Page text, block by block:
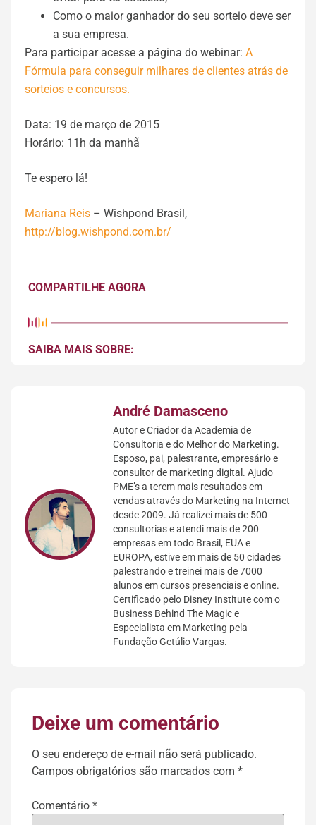
Como o maior ganhador do seu sorteio deve ser
a sua empresa.
Para participar acesse a página do webinar: A
Fórmula para conseguir milhares de clientes atrás de
sorteios e concursos.
Data: 19 de março de 2015
Horário: 11h da manhã
Te espero lá!
Mariana Reis – Wishpond Brasil,
http://blog.wishpond.com.br/
COMPARTILHE AGORA
SAIBA MAIS SOBRE:
André Damasceno
Autor e Criador da Academia de
Consultoria e do Melhor do Marketing.
Esposo, pai, palestrante, empresário e
consultor de marketing digital. Ajudo
PME’s a terem mais resultados em
vendas através do Marketing na Internet
desde 2009. Já realizei mais de 500
consultorias e atendi mais de 200
empresas em todo Brasil, EUA e
EUROPA, estive em mais de 50 cidades
palestrando e treinei mais de 7000
alunos em cursos presenciais e online.
Certificado pelo Disney Institute com o
Business Behind The Magic e
Especialista em Marketing pela
Fundação Getúlio Vargas.
Deixe um comentário
O seu endereço de e-mail não será publicado.
Campos obrigatórios são marcados com *
Comentário *